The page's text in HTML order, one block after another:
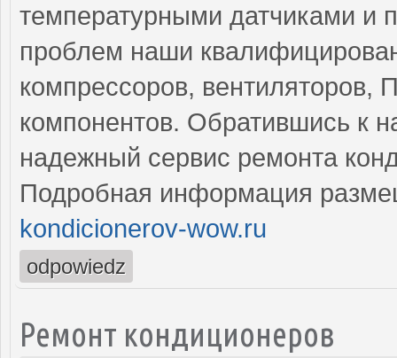
температурными датчиками и
проблем наши
компрессоров, вентиляторов,
компонентов. Обратившись к
надежный сервис ремонта
Подробная информация
kondicionerov-wow.ru
odpowiedz
Ремонт кондиционеров